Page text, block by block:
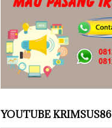
YOUTUBE KRIMSUS86